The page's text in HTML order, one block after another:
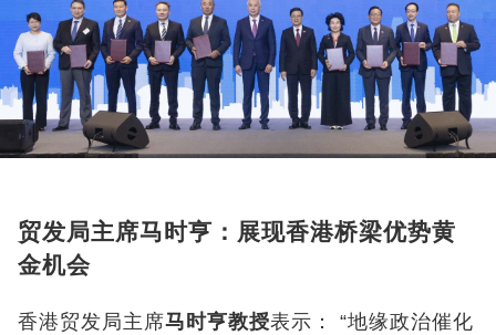
贸发局主席马时亨：展现香港桥梁优势黄
金机会
香港贸发局主席马时亨教授表示： “地缘政治催化